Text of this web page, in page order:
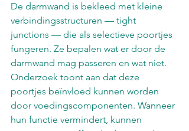
De darmwand is bekleed met kleine
verbindingsstructuren — tight
junctions — die als selectieve poortjes
fungeren. Ze bepalen wat er door de
darmwand mag passeren en wat niet.
Onderzoek toont aan dat deze
poortjes beïnvloed kunnen worden
door voedingscomponenten. Wanneer
hun functie vermindert, kunnen